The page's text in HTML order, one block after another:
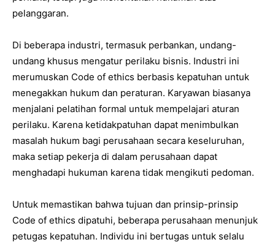
pelanggaran.
Di beberapa industri, termasuk perbankan, undang-
undang khusus mengatur perilaku bisnis. Industri ini
merumuskan Code of ethics berbasis kepatuhan untuk
menegakkan hukum dan peraturan. Karyawan biasanya
menjalani pelatihan formal untuk mempelajari aturan
perilaku. Karena ketidakpatuhan dapat menimbulkan
masalah hukum bagi perusahaan secara keseluruhan,
maka setiap pekerja di dalam perusahaan dapat
menghadapi hukuman karena tidak mengikuti pedoman.
Untuk memastikan bahwa tujuan dan prinsip-prinsip
Code of ethics dipatuhi, beberapa perusahaan menunjuk
petugas kepatuhan. Individu ini bertugas untuk selalu